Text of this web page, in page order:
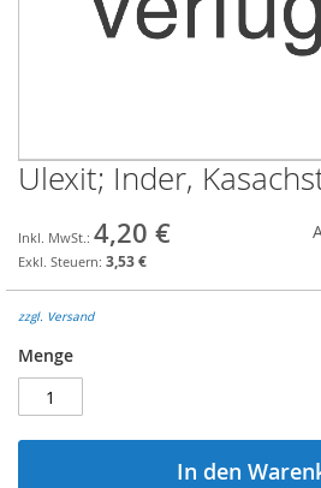
Zum
Anfang
Bildgalerie
springen
Ulexit; Inder,
4,20 €
3,53 €
zzgl. Versand
Menge
In den